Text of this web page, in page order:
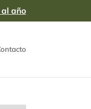
año